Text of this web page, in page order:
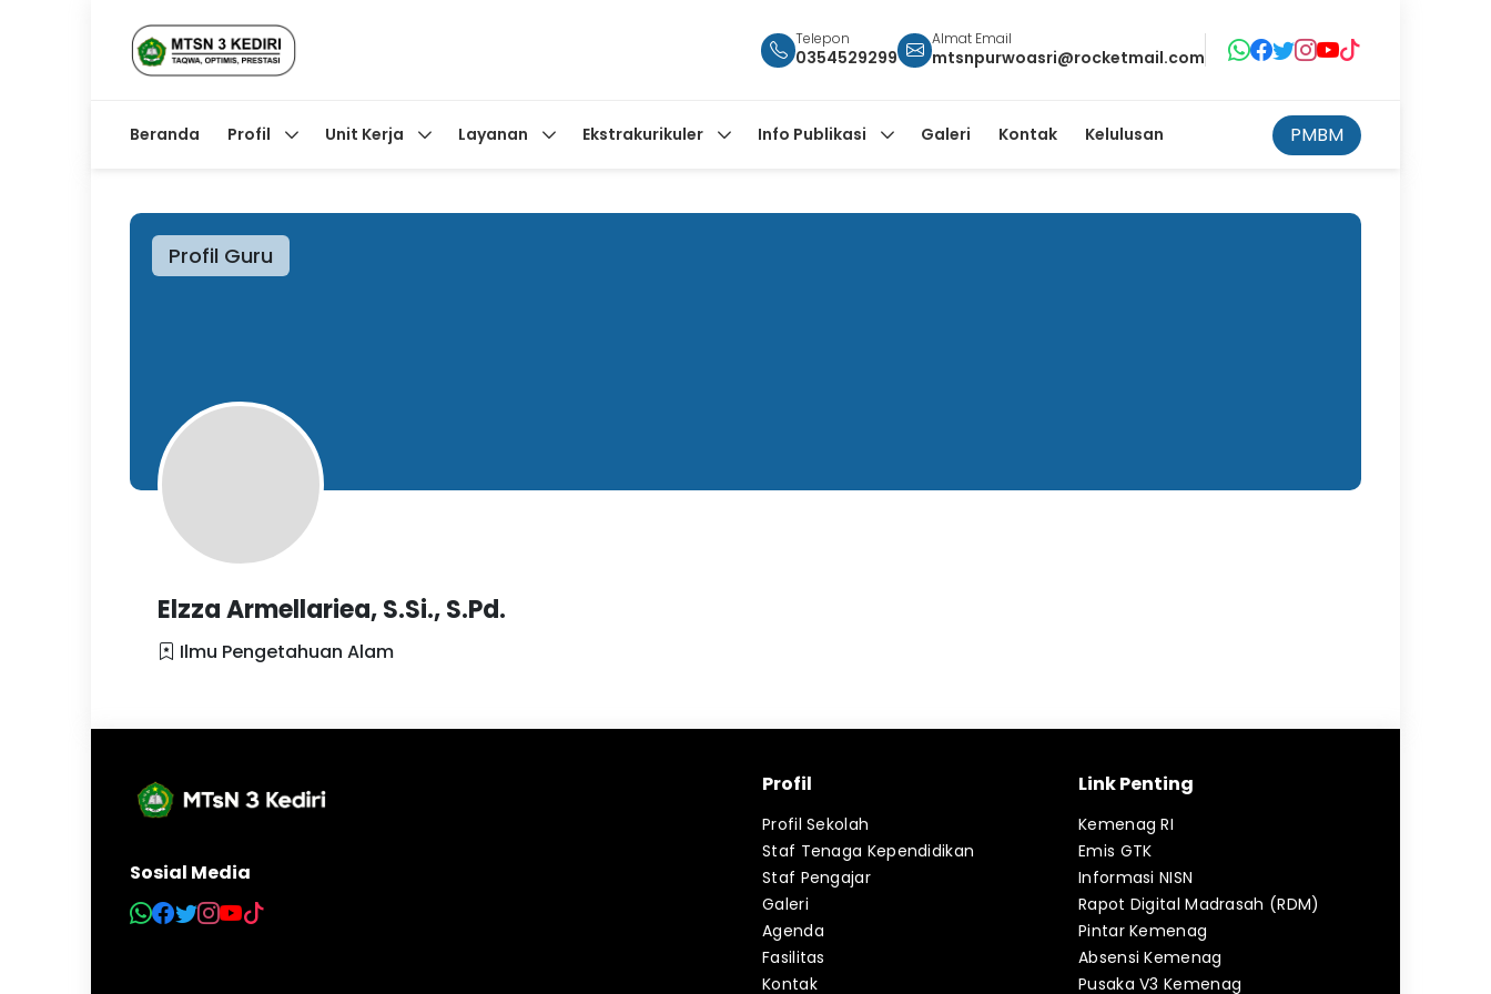
Telepon
0354529299
Almat Email
mtsnpurwoasri@rocketmail.com
Beranda Profil Unit Kerja Layanan Ekstrakurikuler Info Publikasi Galeri Kontak Kelulusan PMBM
Profil Guru
Elzza Armellariea, S.Si., S.Pd.
Ilmu Pengetahuan Alam
Sosial Media
Profil
Profil Sekolah
Staf Tenaga Kependidikan
Staf Pengajar
Galeri
Agenda
Fasilitas
Kontak
Link Penting
Kemenag RI
Emis GTK
Informasi NISN
Rapot Digital Madrasah (RDM)
Pintar Kemenag
Absensi Kemenag
Pusaka V3 Kemenag